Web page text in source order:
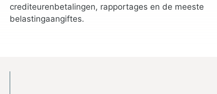
crediteurenbetalingen, rapportages en de meeste
belastingaangiftes.